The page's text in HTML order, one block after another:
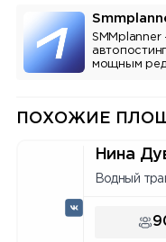
мощным
ПОХОЖИЕ
Нина
Водный